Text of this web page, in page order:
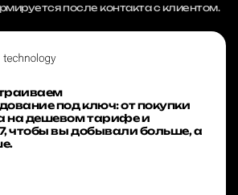
после контакта с клиентом.
под ключ: от покупки
на дешевом тарифе и
чтобы вы добывали больше, а